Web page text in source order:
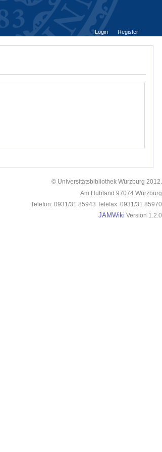
Login
Register
© Universitätsbibliothek Würzburg 2012.
Am Hubland 97074 Würzburg
Telefon: 0931/31 85943 Telefax: 0931/31 85970
JAMWiki Version 1.2.0